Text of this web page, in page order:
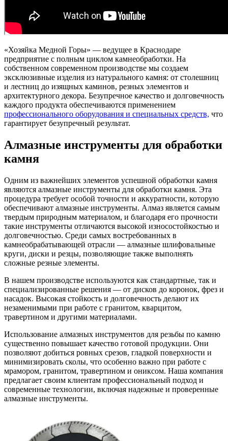
«Хозяйка Медной Горы» — ведущее в Краснодаре
предприятие с полным циклом камнеобработки. На
собственном современном производстве мы создаем
эксклюзивные изделия из натурального камня: от столешниц
и лестниц до изящных каминов, резных элементов и
архитектурного декора. Безупречное качество и долговечность
каждого продукта обеспечиваются применением
профессионального оборудования и специальных средств, что
гарантирует безупречный результат.
Алмазные инструменты для обработки
камня
Одним из важнейших элементов успешной обработки камня
являются алмазные инструменты для обработки камня. Эта
процедура требует особой точности и аккуратности, которую
обеспечивают алмазные инструменты. Алмаз является самым
твердым природным материалом, и благодаря его прочности
такие инструменты отличаются высокой износостойкостью и
долговечностью. Среди самых востребованных в
камнеобрабатывающей отрасли — алмазные шлифовальные
круги, диски и резцы, позволяющие также выполнять
сложные резные элементы.
В нашем производстве используются как стандартные, так и
специализированные решения — от дисков до коронок, фрез и
насадок. Высокая стойкость и долговечность делают их
незаменимыми при работе с гранитом, кварцитом,
травертином и другими материалами.
Использование алмазных инструментов для резьбы по камню
существенно повышает качество готовой продукции. Они
позволяют добиться ровных срезов, гладкой поверхности и
минимизировать сколы, что особенно важно при работе с
мрамором, гранитом, травертином и ониксом. Наша компания
предлагает своим клиентам профессиональный подход и
современные технологии, включая надежные и проверенные
алмазные инструменты.